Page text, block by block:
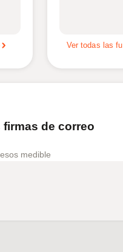
Ver todas las
de correo
medible